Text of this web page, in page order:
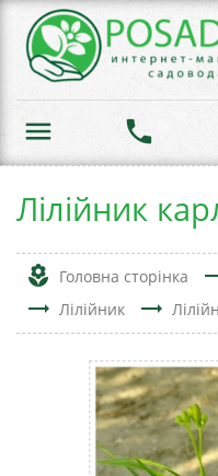
menu phone
Лілійник
local_florist Головна сторінка
trending_flat Лілійник trending_flat